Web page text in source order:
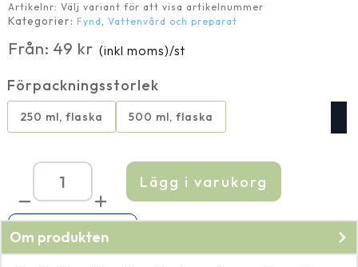
Artikelnr: Välj variant för att visa artikelnummer
Kategorier: Fynd , Vattenvård och preparat
Från: 49 kr (inkl moms)/st
Förpackningsstorlek
250 ml, flaska 500 ml, flaska
AquariumActiv
PlantGrow
järn
mängd
Lägg i varukorg
Om produkten